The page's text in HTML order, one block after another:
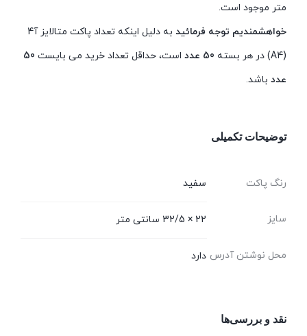
متر موجود است.
خواهشمندیم توجه فرمائید
به دلیل اینکه تعداد پاکت متالایز آ4
(A4) در هر بسته
50 عدد است، حداقل تعداد خرید می بایست 50
عدد باشد.
توضیحات تکمیلی
رنگ پاکت سفید
سایز 22 × 32/5 سانتی متر
محل نوشتن آدرس دارد
نقد و بررسی‌ها